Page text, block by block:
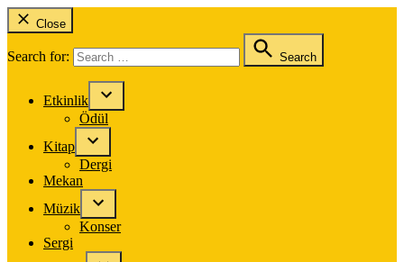
Close
Search for: Search
Etkinlik
Ödül
Kitap
Dergi
Mekan
Müzik
Konser
Sergi